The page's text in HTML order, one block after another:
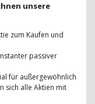
unsere
zum Kaufen und
passiver
für außergewöhnlich
sich alle Aktien mit